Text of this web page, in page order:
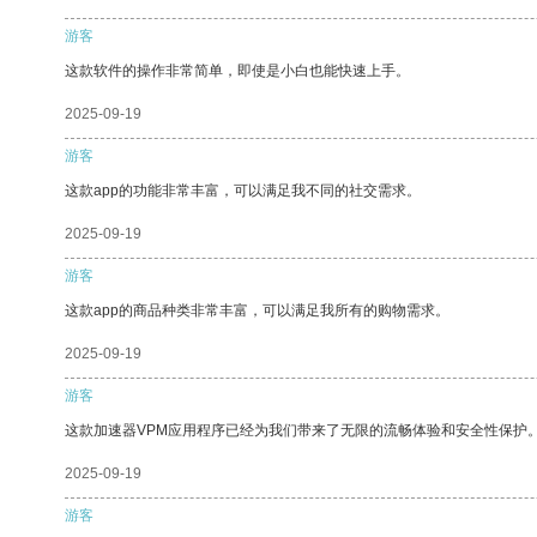
游客
这款软件的操作非常简单，即使是小白也能快速上手。
2025-09-19
游客
这款app的功能非常丰富，可以满足我不同的社交需求。
2025-09-19
游客
这款app的商品种类非常丰富，可以满足我所有的购物需求。
2025-09-19
游客
这款加速器VPM应用程序已经为我们带来了无限的流畅体验和安全性保护
2025-09-19
游客